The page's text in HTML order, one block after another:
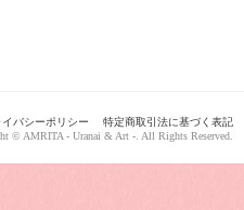
イバシーポリシー
特定商取引法に基づく表記
© AMRITA - Uranai & Art -. All Rights Reserved.